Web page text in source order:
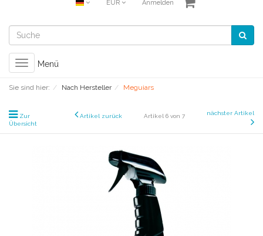
EUR Anmelden
Toggle
navigation
Menü
Sie sind hier: Nach Hersteller Meguiars
Zur
Übersicht
Artikel zurück Artikel 6 von 7 nächster Artikel